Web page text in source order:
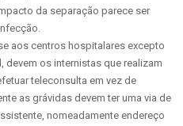
da separação parece ser
aos centros hospitalares excepto
devem os internistas que realizam
teleconsulta em vez de
as grávidas devem ter uma via de
nomeadamente endereço